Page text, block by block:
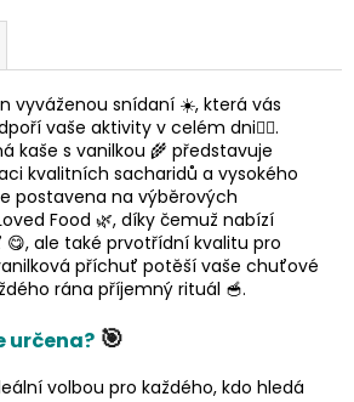
vyváženou snídaní ☀️, která vás
vaše aktivity v celém dni🏋️‍♂️.
kaše s vanilkou 🌾 představuje
kvalitních sacharidů a vysokého
postavena na výběrových
Food 🌿, díky čemuž nabízí
ale také prvotřídní kvalitu pro
příchuť potěší vaše chuťové
rána příjemný rituál 🥣.
určena? 🎯
volbou pro každého, kdo hledá